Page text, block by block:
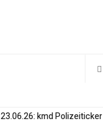
23.06.26: kmd Polizeiticker